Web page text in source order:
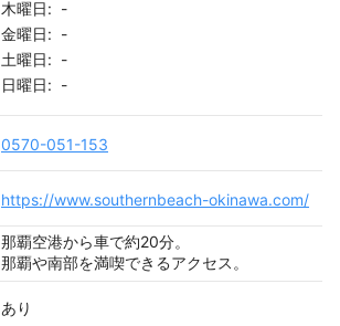
木曜日: -
金曜日: -
土曜日: -
日曜日: -
0570-051-153
https://www.southernbeach-okinawa.com/
那覇空港から車で約20分。
那覇や南部を満喫できるアクセス。
あり